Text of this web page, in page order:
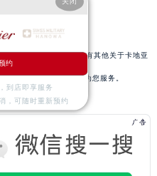
保持耐心和细心。
的精彩内容。如果您还有其他关于卡地亚
进行咨询，我们将竭诚为您服务。
约
到店即享服务
，可随时重新预约